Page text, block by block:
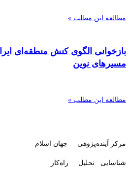
مطالعه این مطلب »
بازخوانی الگوی کنش منطقه‌ای
مسیرهای نوین
مطالعه این مطلب »
مرکز آینده‌پژوهی جهان اسلام
شناسایی تحلیل راه‌کار